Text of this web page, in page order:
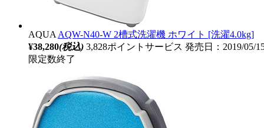
AQUA AQW-N40-W 2槽式洗濯機 ホワイト [洗濯4.0kg]
¥38,280(税込) 3,828ポイントサービス 発売日：2019/05/
限定数終了